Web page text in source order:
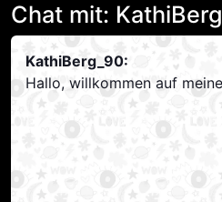
Chat mit:
KathiBerg_90:
Hallo, willkommen auf